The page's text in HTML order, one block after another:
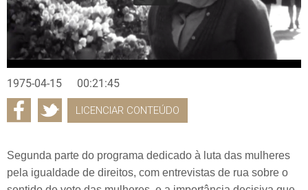
1975-04-15 00:21:45
LICENCIAR CONTEÚDO
Segunda parte do programa dedicado à luta das mulheres
pela igualdade de direitos, com entrevistas de rua sobre o